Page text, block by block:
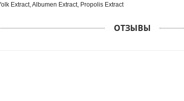
Extract, Albumen Extract, Propolis Extract
ОТЗЫВЫ